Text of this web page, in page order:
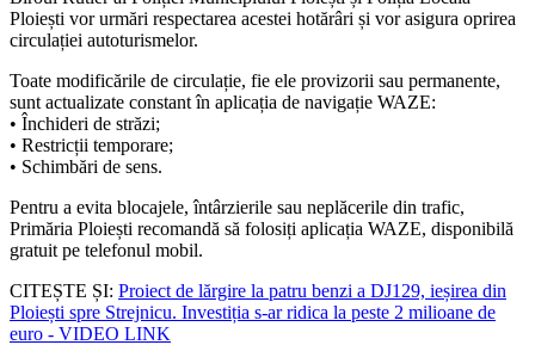
Ploiești vor urmări respectarea acestei hotărâri și vor asigura oprirea
circulației autoturismelor.
Toate modificările de circulație, fie ele provizorii sau permanente,
sunt actualizate constant în aplicația de navigație WAZE:
• Închideri de străzi;
• Restricții temporare;
• Schimbări de sens.
Pentru a evita blocajele, întârzierile sau neplăcerile din trafic,
Primăria Ploiești recomandă să folosiți aplicația WAZE, disponibilă
gratuit pe telefonul mobil.
CITEȘTE ȘI: Proiect de lărgire la patru benzi a DJ129, ieșirea din
Ploiești spre Strejnicu. Investiția s-ar ridica la peste 2 milioane de
euro - VIDEO LINK